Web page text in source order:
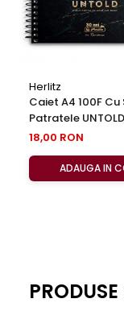
Herlitz
Caiet A4 100F
Patratele
18,00 RON
ADAUGA IN